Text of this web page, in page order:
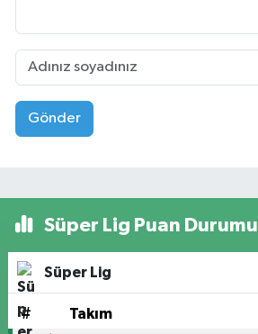
Gönder
Süper Lig Puan Durumu
Süper Lig
# Takım